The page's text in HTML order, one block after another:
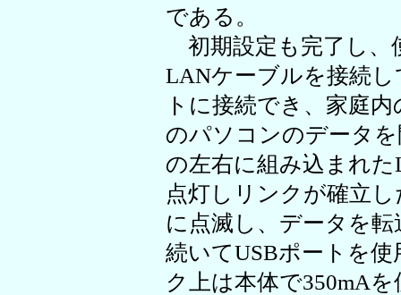
である。
初期設定も完了し、
LANケーブルを接続
トに接続でき、家庭
のパソコンのデータ
の左右に組み込まれ
点灯しリンクが確立
に点滅し、データを
続いてUSBポートを
ク上は本体で350mA